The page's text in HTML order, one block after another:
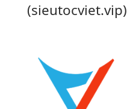
(sieutocviet.vip)